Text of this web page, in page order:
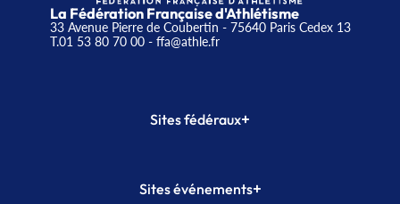
La Fédération Française d'Athlétisme
33 Avenue Pierre de Coubertin - 75640 Paris Cedex 13
T.01 53 80 70 00- ffa@athle.fr
Sites fédéraux+
Plateforme Formation
Sites événements+